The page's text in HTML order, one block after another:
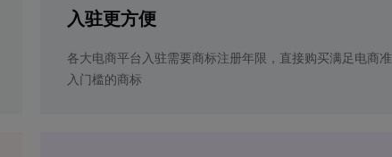
入驻更方便
各大电商平台入驻需要商标注册年限，直接购买满足电商准
入门槛的商标